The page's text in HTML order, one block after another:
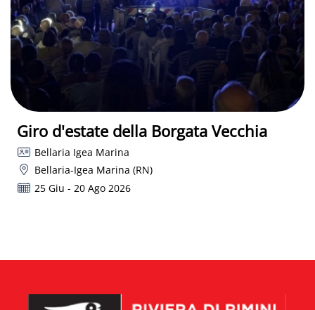
Giro d'estate della Borgata Vecchia
Bellaria Igea Marina
Bellaria-Igea Marina (RN)
25 Giu - 20 Ago 2026